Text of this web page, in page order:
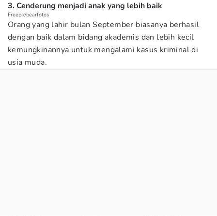
3. Cenderung menjadi anak yang lebih baik
Freepik/bearfotos
Orang yang lahir bulan September biasanya berhasil
dengan baik dalam bidang akademis dan lebih kecil
kemungkinannya untuk mengalami kasus kriminal di
usia muda.